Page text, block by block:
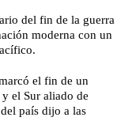
del fin de la guerra
moderna con un
el fin de un
el Sur aliado de
país dijo a las